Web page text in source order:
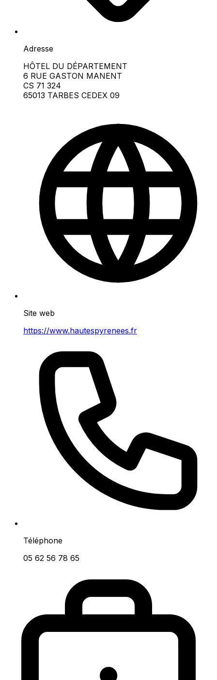
Adresse
HÔTEL DU DÉPARTEMENT
6 RUE GASTON MANENT
CS 71 324
65013 TARBES CEDEX 09
Site web
https://www.hautespyrenees.fr
Téléphone
05 62 56 78 65